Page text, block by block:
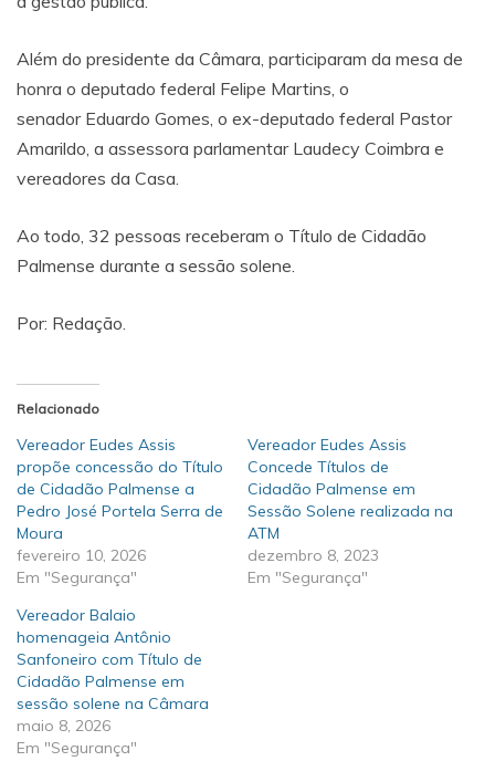
Além do presidente da Câmara, participaram da mesa de
honra o deputado federal Felipe Martins , o
senador Eduardo Gomes , o ex-deputado federal Pastor
Amarildo, a assessora parlamentar Laudecy Coimbra e
vereadores da Casa.
Ao todo, 32 pessoas receberam o Título de Cidadão
Palmense durante a sessão solene.
Por: Redação.
Relacionado
Vereador Eudes Assis
propõe concessão do Título
de Cidadão Palmense a
Pedro José Portela Serra de
Moura
fevereiro 10, 2026
Em "Segurança"
Vereador Eudes Assis
Concede Títulos de
Cidadão Palmense em
Sessão Solene realizada na
ATM
dezembro 8, 2023
Em "Segurança"
Vereador Balaio
homenageia Antônio
Sanfoneiro com Título de
Cidadão Palmense em
sessão solene na Câmara
maio 8, 2026
Em "Segurança"